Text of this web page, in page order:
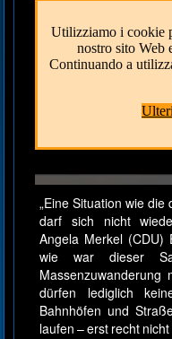
„Eine Situation wie
darf sich nicht
Angela Merkel (CDU)
wie war dieser
dürfen lediglich
Bahnhöfen und
laufen – erst recht